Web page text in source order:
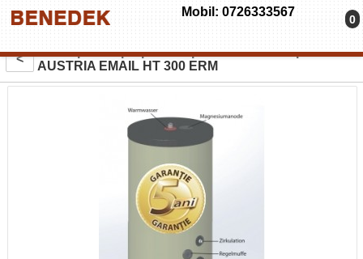
Mobil: 0726333567
0
<
Boiler pentru preparare apa calda cu o serpentina
AUSTRIA EMAIL HT 300 ERM